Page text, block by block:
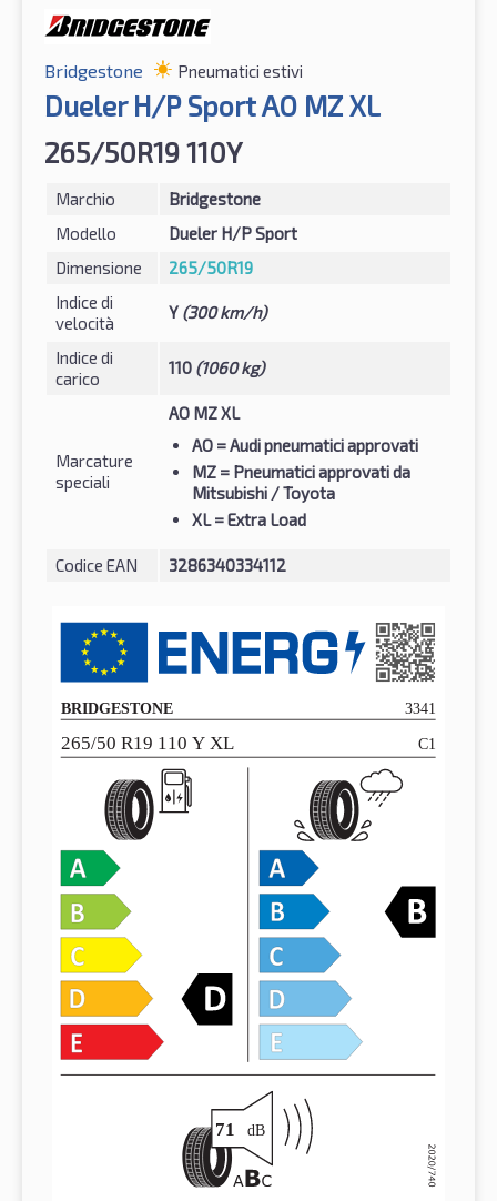
Bridgestone Pneumatici estivi
Dueler H/P Sport AO MZ XL
265/50R19 110Y
Marchio
Bridgestone
Modello
Dueler H/P Sport
Dimensione
265/50R19
Indice di
velocità
Y (300 km/h)
Indice di
carico
110 (1060 kg)
Marcature
speciali
AO MZ XL
AO = Audi pneumatici approvati
MZ = Pneumatici approvati da
Mitsubishi / Toyota
XL= Extra Load
Codice EAN 3286340334112